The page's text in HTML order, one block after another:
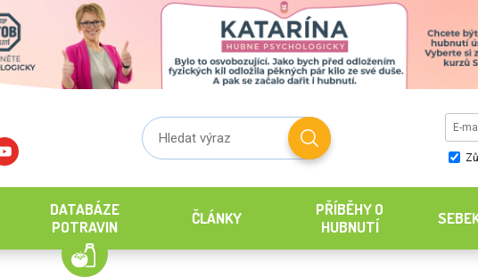
DATABÁZE
POTRAVIN
ČLÁNKY
PŘÍBĚHY O
HUBNUTÍ